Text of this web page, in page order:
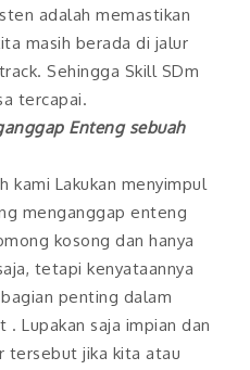
adalah memastikan
masih berada di jalur
Sehingga Skill SDm
tercapai.
Enteng sebuah
kami Lakukan menyimpul
menganggap enteng
kosong dan hanya
tetapi kenyataannya
penting dalam
Lupakan saja impian dan
tersebut jika kita atau